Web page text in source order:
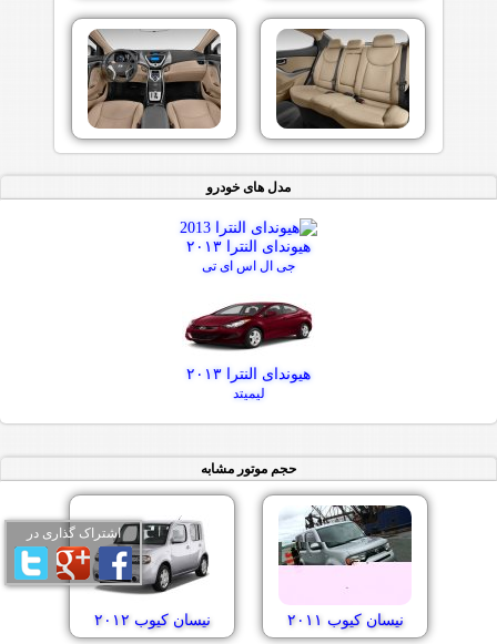
مدل های خودرو
هیوندای النترا ۲۰۱۳
جی ال اس ای تی
هیوندای النترا ۲۰۱۳
لیمیتد
حجم موتور مشابه
نیسان کیوب ۲۰۱۱ نیسان کیوب ۲۰۱۲
اشتراک گذاری در